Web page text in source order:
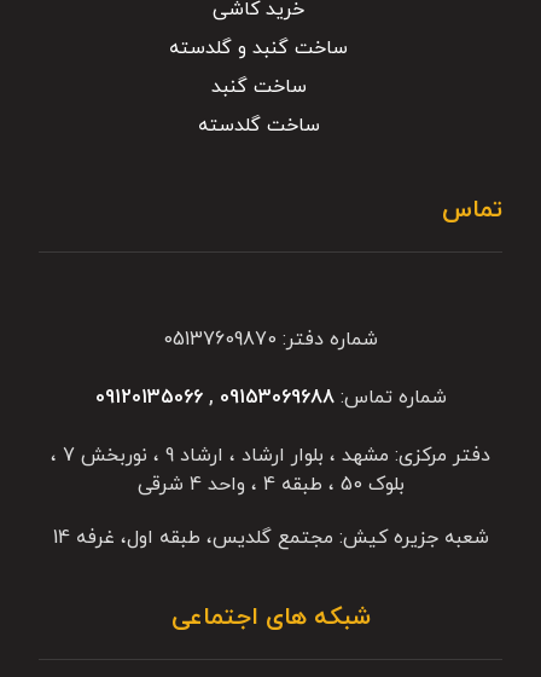
خرید کاشی
ساخت گنبد و گلدسته
ساخت گنبد
ساخت گلدسته
تماس
شماره دفتر: 05137609870
شماره تماس:09153069688
,
09120135066
دفتر مرکزی: مشهد ، بلوار ارشاد ، ارشاد 9 ، نوربخش 7 ،
بلوک 50 ، طبقه 4 ، واحد 4 شرقی
شعبه جزیره کیش: مجتمع گلدیس، طبقه اول، غرفه 14
شبکه های اجتماعی